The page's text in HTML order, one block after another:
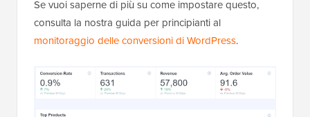
Se vuoi saperne di più su come impostare questo,
consulta la nostra guida per principianti al
monitoraggio delle conversioni di WordPress.